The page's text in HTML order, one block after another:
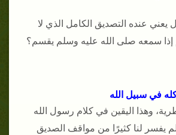
يعني عنده التصديق الكامل الذي لا
إذا سمعه صلى الله عليه وسلم يقسم؟
في سبيل الله
وهذا اليقين في كلام رسول الله
يفسر لنا كثيرًا من مواقف الصديق